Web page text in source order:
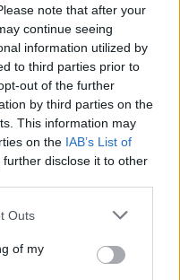
note that after your
continue seeing
information utilized by
to third parties prior to
out of the further
by third parties on the
This information may
on the IAB’s List of
further disclose it to other
Outs
of my
il centrocampo con
Vacca
girone G con 8 squadre
la novità dei molisani del
e COS-Monastir il 30